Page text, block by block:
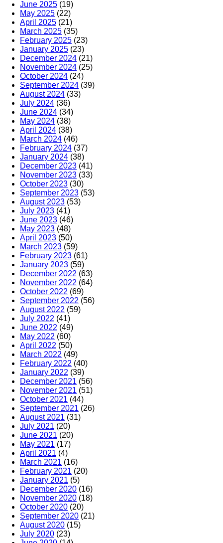
June 2025 (19)
May 2025 (22)
April 2025 (21)
March 2025 (35)
February 2025 (23)
January 2025 (23)
December 2024 (21)
November 2024 (25)
October 2024 (24)
September 2024 (39)
August 2024 (33)
July 2024 (36)
June 2024 (34)
May 2024 (38)
April 2024 (38)
March 2024 (46)
February 2024 (37)
January 2024 (38)
December 2023 (41)
November 2023 (33)
October 2023 (30)
September 2023 (53)
August 2023 (53)
July 2023 (41)
June 2023 (46)
May 2023 (48)
April 2023 (50)
March 2023 (59)
February 2023 (61)
January 2023 (59)
December 2022 (63)
November 2022 (64)
October 2022 (69)
September 2022 (56)
August 2022 (59)
July 2022 (41)
June 2022 (49)
May 2022 (60)
April 2022 (50)
March 2022 (49)
February 2022 (40)
January 2022 (39)
December 2021 (56)
November 2021 (51)
October 2021 (44)
September 2021 (26)
August 2021 (31)
July 2021 (20)
June 2021 (20)
May 2021 (17)
April 2021 (4)
March 2021 (16)
February 2021 (20)
January 2021 (5)
December 2020 (16)
November 2020 (18)
October 2020 (20)
September 2020 (21)
August 2020 (15)
July 2020 (23)